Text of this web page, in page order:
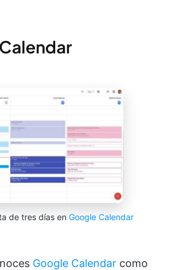
de tres días en Google Calendar
Google Calendar como